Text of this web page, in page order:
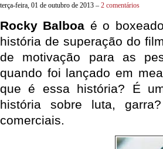
terça-feira, 01 de outubro de 2013 – 2 comentários
Rocky Balboa é o
história de superação do
de motivação para as
quando foi lançado em
que é essa história? É
história sobre luta,
comerciais.